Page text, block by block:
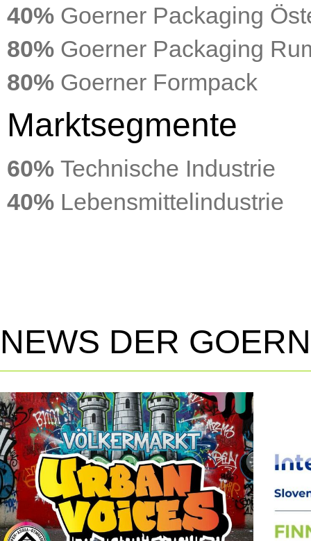
40% Goerner Packaging
80% Goerner Packaging
80% Goerner Formpack
Marktsegmente
60% Technische Industrie
40% Lebensmittelindustrie
NEWS DER